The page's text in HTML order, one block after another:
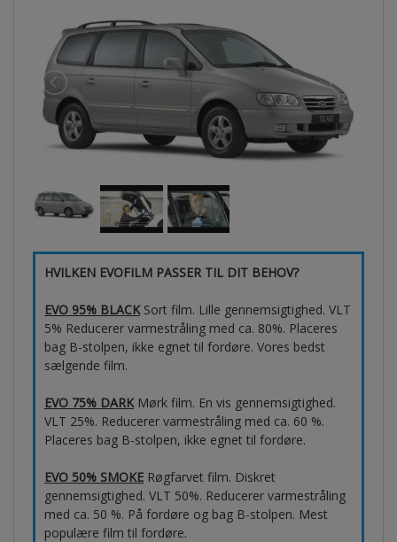
HVILKEN EVOFILM PASSER TIL DIT BEHOV?
EVO 95% BLACKSort film. Lille gennemsigtighed. VLT
5% Reducerer varmestråling med ca. 80%. Placeres
bag B-stolpen, ikke egnet til fordøre. Vores bedst
sælgende film.
EVO 75% DARKMørk film. En vis gennemsigtighed.
VLT 25%. Reducerer varmestråling med ca. 60 %.
Placeres bag B-stolpen, ikke egnet til fordøre.
EVO 50% SMOKE Røgfarvet film. Diskret
gennemsigtighed. VLT 50%. Reducerer varmestråling
med ca. 50 %. På fordøre og bag B-stolpen. Mest
populære film til fordøre.